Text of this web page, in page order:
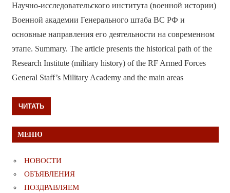
Научно-исследовательского института (военной истории)
Военной академии Генерального штаба ВС РФ и
основные направления его деятельности на современном
этапе. Summary. The article presents the historical path of the
Research Institute (military history) of the RF Armed Forces
General Staff’s Military Academy and the main areas
ЧИТАТЬ
МЕНЮ
НОВОСТИ
ОБЪЯВЛЕНИЯ
ПОЗДРАВЛЯЕМ